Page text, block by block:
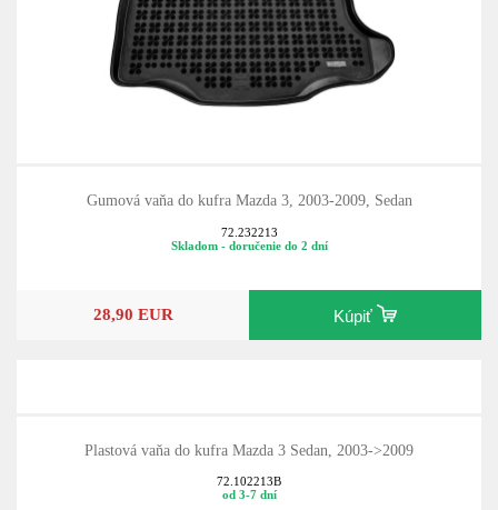
Gumová vaňa do kufra Mazda 3, 2003-2009, Sedan
72.232213
Skladom - doručenie do 2 dní
28,90 EUR Kúpiť
Plastová vaňa do kufra Mazda 3 Sedan, 2003->2009
72.102213B
od 3-7 dní